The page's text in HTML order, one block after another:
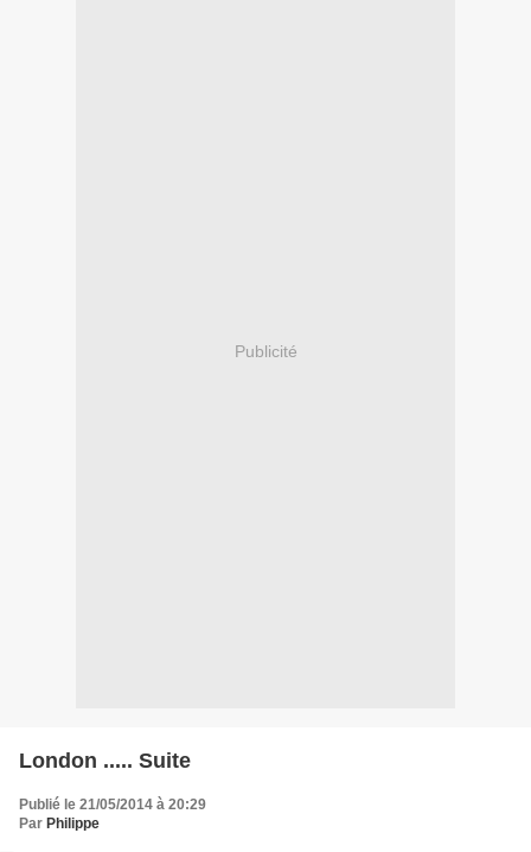
Publicité
London ..... Suite
Publié le 21/05/2014 à 20:29
Par Philippe